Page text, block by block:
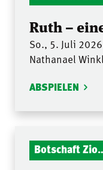
Ruth –
So., 5. Juli 2026
Nathanael
ABSPIELEN